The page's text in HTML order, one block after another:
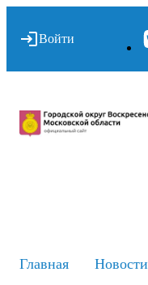
Войти
Главная Новости